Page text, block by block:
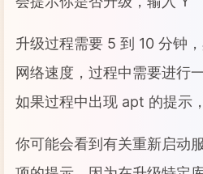
升级过程需要 5 到 10 分钟
网络速度，过程中需要进行
如果过程中出现 apt 的提示
你可能会看到有关重新启动